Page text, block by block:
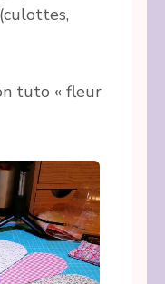
tuto « fleur